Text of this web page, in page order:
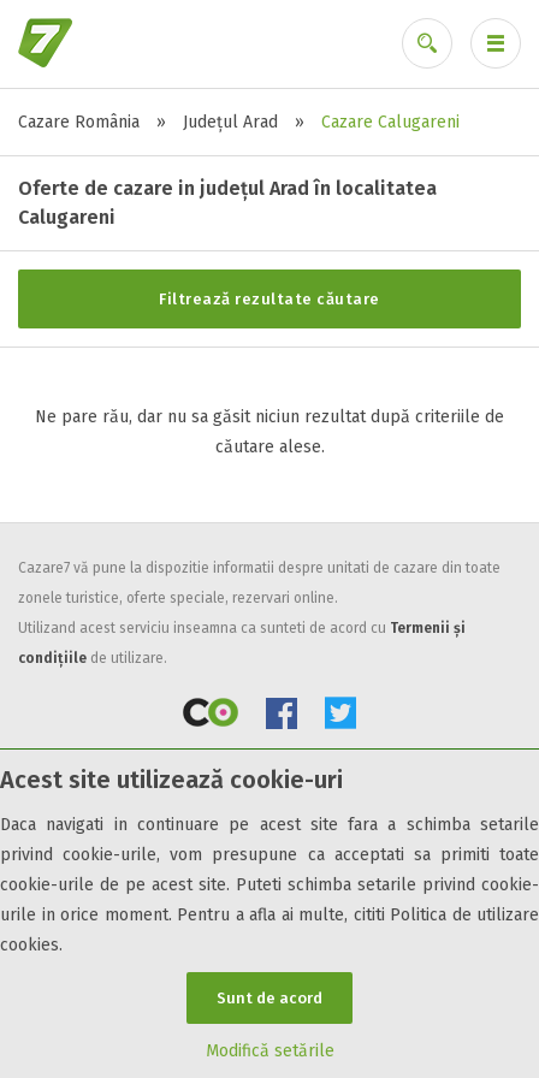
Acest site utilizează cookie-uri
Daca navigati in continuare pe acest site fara a schimba setarile
privind cookie-urile, vom presupune ca acceptati sa primiti toate
cookie-urile de pe acest site. Puteti schimba setarile privind cookie-
urile in orice moment. Pentru a afla ai multe, cititi Politica de utilizare
cookies.
Sunt de acord
Modifică setările
Cazare România » Județul Arad » Cazare Calugareni
Oferte de cazare in județul Arad în localitatea
Calugareni
Filtrează rezultate căutare
Stele / margarete
Neclasificat
1 stea / margareta
3 stele / margarete
4 stele / margarete
Selecteaza pretul
Facilități
Internet wireless
Parcare
All inclusive
Pensiune completa
Demipensiune
Mic dejun
Accepta animale
Accepta voucher vacanta
Acces persoane cu dizabilități
Ne pare rău, dar nu sa găsit niciun rezultat după criteriile de
căutare alese.
Cazare7 vă pune la dispozitie informatii despre unitati de cazare din toate
zonele turistice, oferte speciale, rezervari online.
Utilizand acest serviciu inseamna ca sunteti de acord cu Termenii și
condițiile de utilizare.
Obiective turistice Informații utile Parteneri Cazare7 Harta Cazare7